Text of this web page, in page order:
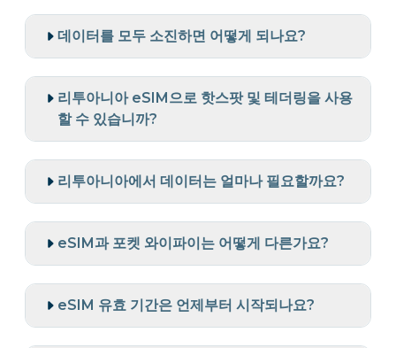
데이터를 모두 소진하면 어떻게 되나요?
리투아니아 eSIM으로 핫스팟 및 테더링을 사용
할 수 있습니까?
리투아니아에서 데이터는 얼마나 필요할까요?
eSIM과 포켓 와이파이는 어떻게 다른가요?
eSIM 유효 기간은 언제부터 시작되나요?